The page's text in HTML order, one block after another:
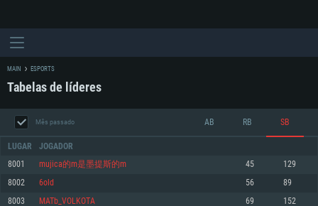
REQUERIMENTOS DE SISTEMA
MAIN ESPORTS
Tabelas de líderes
Mês passado AB RB SB
LUGAR JOGADOR
8001 mujica的m是墨提斯的m 45 129
8002 6old 56 89
8003 MATb_VOLKOTA 69 152